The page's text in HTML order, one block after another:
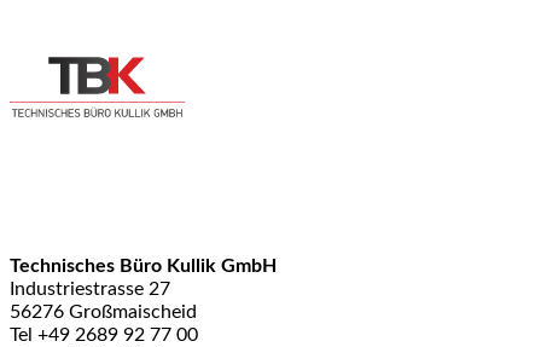
Technisches Büro Kullik GmbH
Industriestrasse 27
56276 Großmaischeid
Tel +49 2689 92 77 00